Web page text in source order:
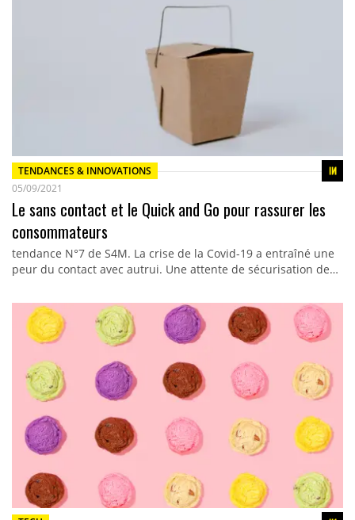
TENDANCES & INNOVATIONS
05/09/2021
Le sans contact et le Quick and Go pour rassurer les
consommateurs
tendance N°7 de S4M. La crise de la Covid-19 a entraîné une
peur du contact avec autrui. Une attente de sécurisation de…